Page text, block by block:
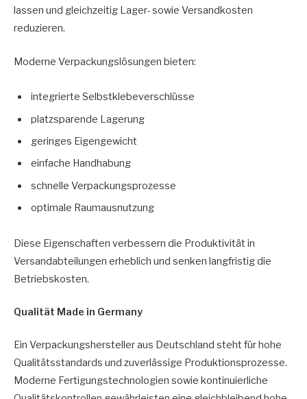
lassen und gleichzeitig Lager- sowie Versandkosten
reduzieren.
Moderne Verpackungslösungen bieten:
integrierte Selbstklebeverschlüsse
platzsparende Lagerung
geringes Eigengewicht
einfache Handhabung
schnelle Verpackungsprozesse
optimale Raumausnutzung
Diese Eigenschaften verbessern die Produktivität in
Versandabteilungen erheblich und senken langfristig die
Betriebskosten.
Qualität Made in Germany
Ein Verpackungshersteller aus Deutschland steht für hohe
Qualitätsstandards und zuverlässige Produktionsprozesse.
Moderne Fertigungstechnologien sowie kontinuierliche